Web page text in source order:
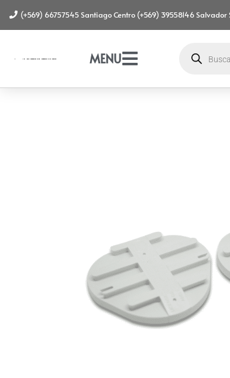
(+569) 66757545 Santiago Centro (+569) 39558146 Salvador
MENU